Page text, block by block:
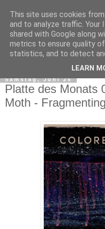
Samstag, Juni 25
Platte des Monats
Moth -
This site uses cookies
and to analyze traffic. Your
shared with Google along
metrics to ensure quality
statistics, and to detect
LEARN